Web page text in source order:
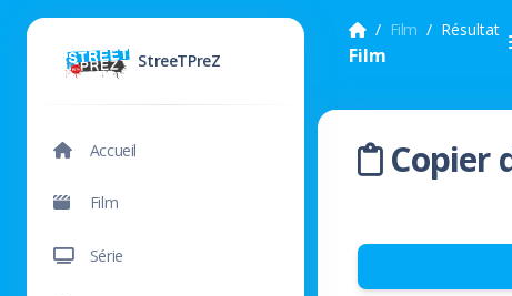
StreeTPreZ
Accueil
Film
Série
Film Résultat
Film
Copier